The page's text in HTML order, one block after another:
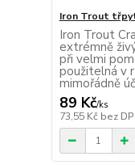
Iron Trout
Iron Trout
extrémně
při velmi
použitelná v
mimořádně
89 Kč/ks
73,55 Kč bez